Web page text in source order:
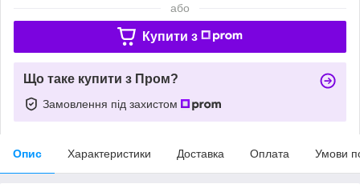
або
Купити з
Що таке купити з Пром?
Замовлення під захистом
Опис Характеристики Доставка Оплата Умови